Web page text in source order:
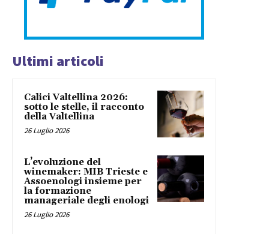
Ultimi articoli
Calici Valtellina 2026:
sotto le stelle, il racconto
della Valtellina
26 Luglio 2026
L’evoluzione del
winemaker: MIB Trieste e
Assoenologi insieme per
la formazione
manageriale degli enologi
26 Luglio 2026